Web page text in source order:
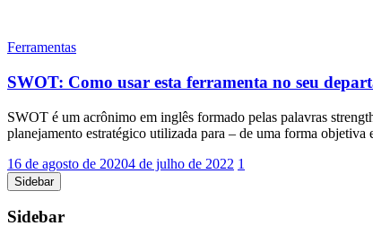
Ferramentas
SWOT: Como usar esta ferramenta no seu
SWOT é um acrônimo em inglês formado pelas palavras
planejamento estratégico utilizada para – de uma forma
16 de agosto de 20204 de julho de 2022 1
Sidebar
Sidebar